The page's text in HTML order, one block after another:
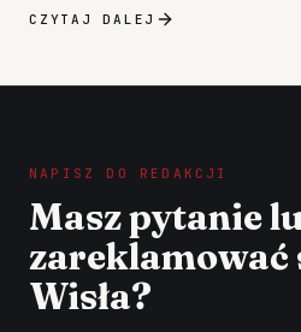
CZYTAJ DALEJ
NAPISZ DO REDAKCJI
Masz pytanie
zareklamować
Wisła?